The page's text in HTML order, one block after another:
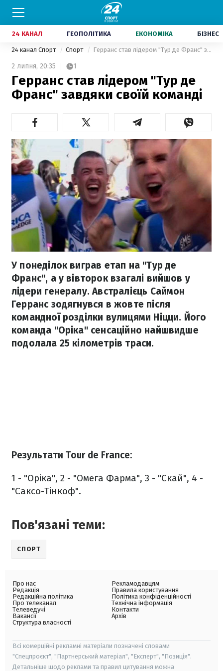
24 КАНАЛ ГЕОПОЛІТИКА ЕКОНОМІКА БІЗНЕС
24 канал Спорт Спорт Герранс став лідером "Тур де Франс" завдяки своїй команді
2 липня, 20:35 1
Герранс став лідером "Тур де
Франс" завдяки своїй команді
У понеділок виграв етап на "Тур де
Франс", а у вівторок взагалі вийшов у
лідери генералу. Австралієць Саймон
Герранс зодягнувся в жовте після
командної розділки вулицями Ніцци. Його
команда "Оріка" сенсаційно найшвидше
подолала 25 кілометрів траси.
Результати Tour de France:
1 - "Оріка", 2 - "Омега Фарма", 3 - "Скай", 4 -
"Саксо-Тінкоф".
Пов'язані теми:
СПОРТ
Про нас
Редакція
Редакційна політика
Про телеканал
Телеведучі
Вакансії
Структура власності
Рекламодавцям
Правила користування
Політика конфіденційності
Технічна інформація
Контакти
Архів
Всі комерційні рекламні матеріали позначені словами
"Спецпроєкт", "Партнерський матеріал", "Експерт", "Позиція".
Детальніше щодо реклами та правил цитування можна